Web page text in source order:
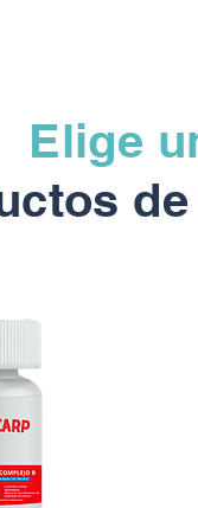
Elige